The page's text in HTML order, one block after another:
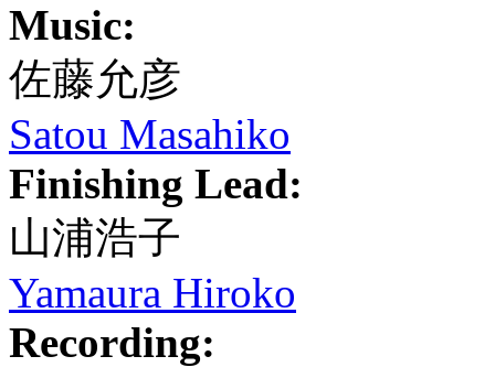
Music:
佐藤允彦
Satou Masahiko
Finishing Lead:
山浦浩子
Yamaura Hiroko
Recording: